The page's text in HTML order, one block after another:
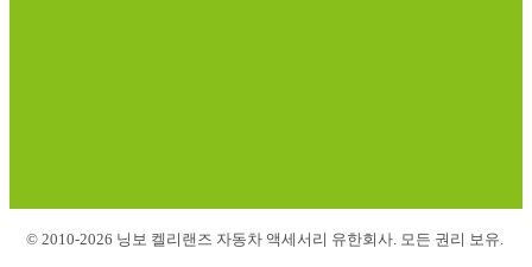
© 2010-2026 닝보 켈리랜즈 자동차 액세서리 유한회사. 모든 권리 보유.